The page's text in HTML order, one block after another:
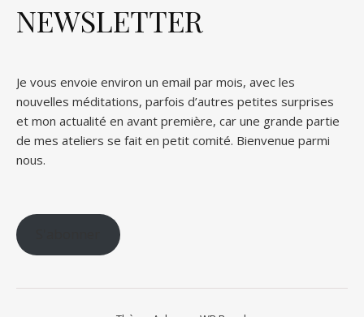
NEWSLETTER
Je vous envoie environ un email par mois, avec les
nouvelles méditations, parfois d’autres petites surprises
et mon actualité en avant première, car une grande partie
de mes ateliers se fait en petit comité. Bienvenue parmi
nous.